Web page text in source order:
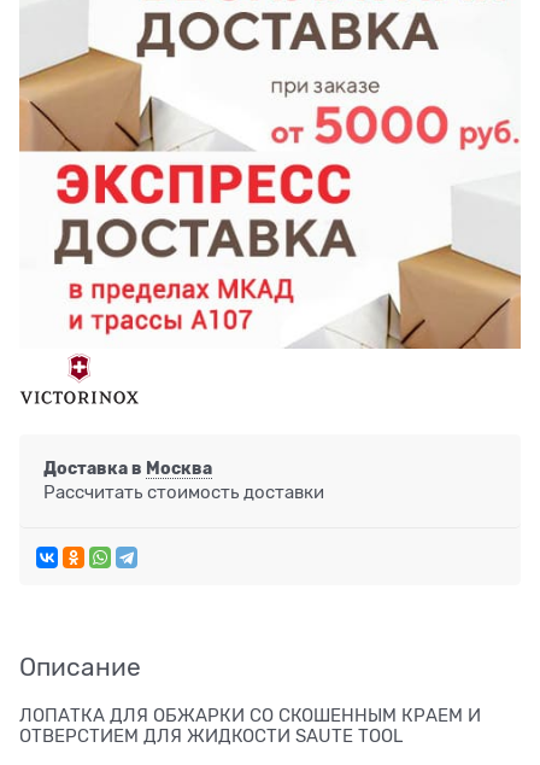
Доставка в Москва
Рассчитать стоимость доставки
Описание
ЛОПАТКА ДЛЯ ОБЖАРКИ СО СКОШЕННЫМ КРАЕМ И
ОТВЕРСТИЕМ ДЛЯ ЖИДКОСТИ SAUTE TOOL